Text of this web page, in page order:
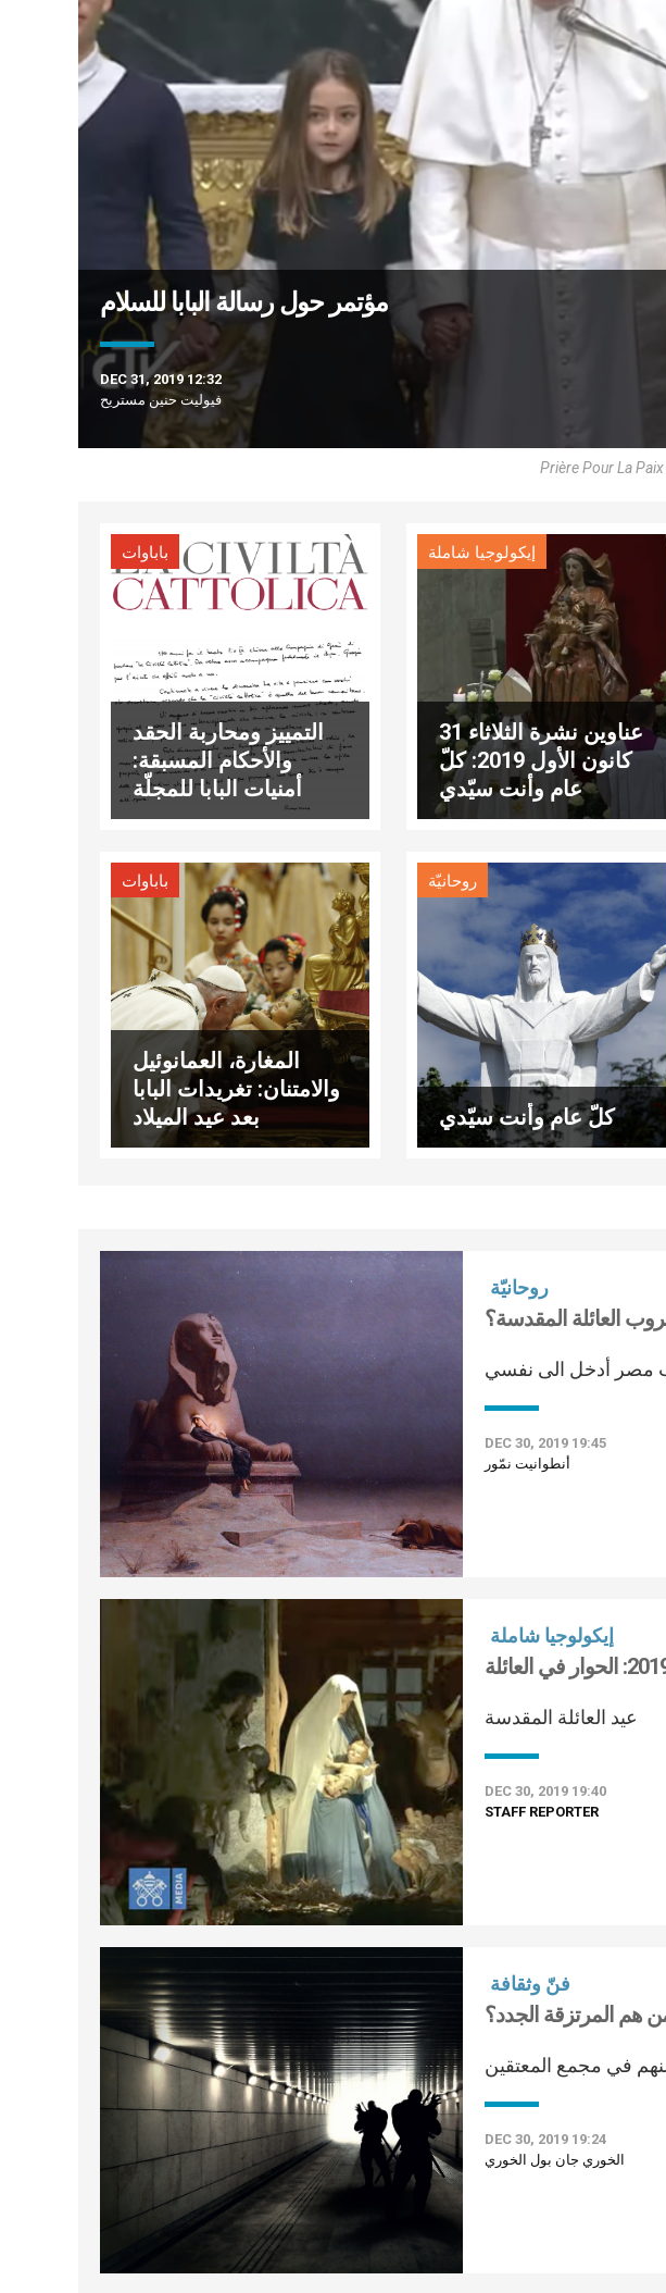
مؤتمر حول رسالة البابا للسلام
DEC 31, 2019 12:32
فيوليت حنين مستريح
Prière Pour La
باباوات
التمييز ومحاربة الحقد
والأحكام المسبقة:
أمنيات البابا للمجلّة
اليسوعية لاتشيفيلتا
إيكولوجيا شاملة
عناوين نشرة الثلاثاء 31
كانون الأول 2019: كلّ
عام وأنت سيّدي
باباوات
المغارة، العمانوئيل
والامتنان: تغريدات البابا
بعد عيد الميلاد
روحانيّة
كلّ عام وأنت سيّدي
روحانيّة
العائلة المقدسة؟
مصر أدخل الى نفسي
DEC 30, 2019 19:45
أنطوانيت نمّور
إيكولوجيا شاملة
عيد العائلة المقدسة
DEC 30, 2019 19:40
STAFF REPORTER
فنّ وثقافة
هم المرتزقة الجدد؟
في مجمع المعتقين
DEC 30, 2019 19:24
الخوري جان بول الخوري